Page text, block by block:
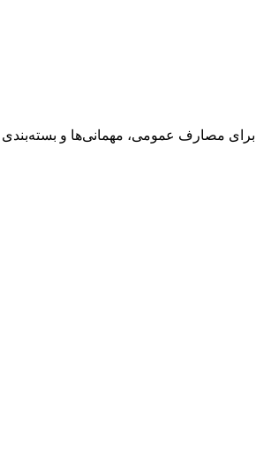
مصارف عمومی، مهمانی‌ها و بسته‌بندی